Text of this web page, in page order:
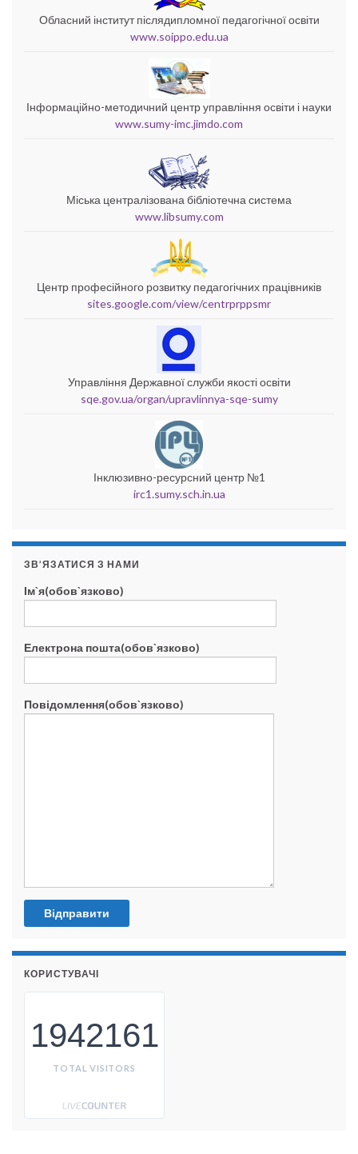
Обласний інститут післядипломної педагогічної освіти
www.soippo.edu.ua
Інформаційно-методичний центр управління освіти і науки
www.sumy-imc.jimdo.com
Міська централізована бібліотечна система
www.libsumy.com
Центр професійного розвитку педагогічних працівників
sites.google.com/view/centrprppsmr
Управління Державної служби якості освіти
sqe.gov.ua/organ/upravlinnya-sqe-sumy
Інклюзивно-ресурсний центр №1
irc1.sumy.sch.in.ua
ЗВ’ЯЗАТИСЯ З НАМИ
Ім`я(обов`язково)
Електрона пошта(обов`язково)
Повідомлення(обов`язково)
КОРИСТУВАЧІ
1942161
TOTAL VISITORS